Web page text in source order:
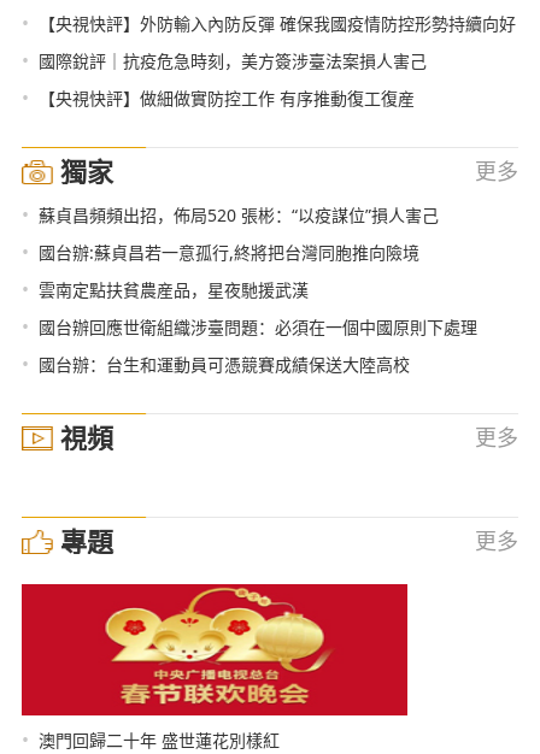
• 【央視快評】外防輸入內防反彈 確保我國疫情防控形勢持續向好
• 國際銳評｜抗疫危急時刻，美方簽涉臺法案損人害己
• 【央視快評】做細做實防控工作 有序推動復工復産
獨家 更多
• 蘇貞昌頻頻出招，佈局520 張彬：“以疫謀位”損人害己
• 國台辦:蘇貞昌若一意孤行,終將把台灣同胞推向險境
• 雲南定點扶貧農産品，星夜馳援武漢
• 國台辦回應世衛組織涉臺問題：必須在一個中國原則下處理
• 國台辦：台生和運動員可憑競賽成績保送大陸高校
視頻 更多
專題 更多
• 澳門回歸二十年 盛世蓮花別樣紅